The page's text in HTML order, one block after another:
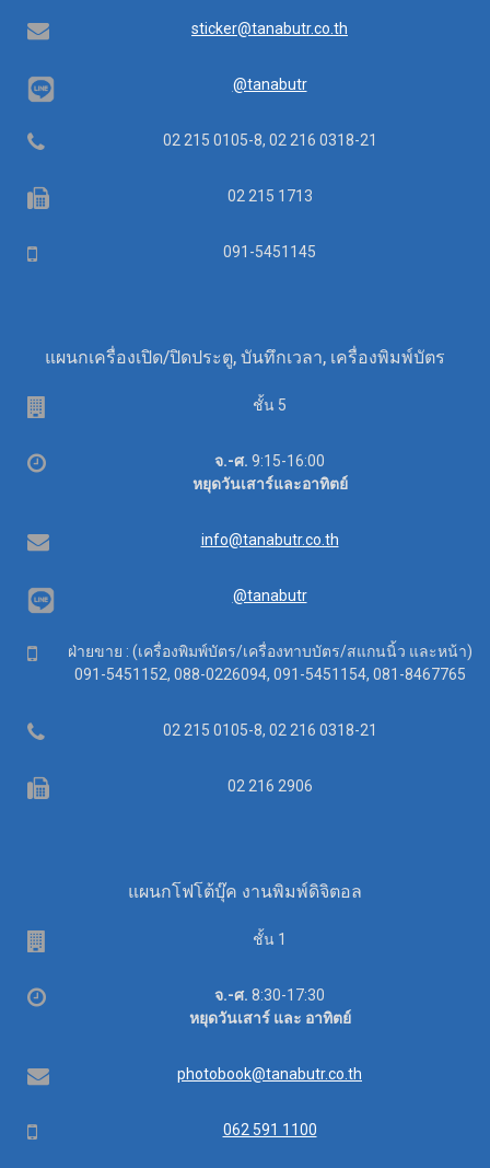
Email sticker@tanabutr.co.th
@tanabutr
Telephone 02 215 0105-8, 02 216 0318-21
Fax 02 215 1713
Mobile 091-5451145
แผนกเครื่องเปิด/ปิดประตู, บันทึกเวลา, เครื่องพิมพ์บัตร
ชั้น 5
Office
จ.-ศ. 9:15-16:00
หยุดวันเสาร์และอาทิตย์
Email info@tanabutr.co.th
@tanabutr
Mobileฝ่ายขาย : (เครื่องพิมพ์บัตร/เครื่องทาบบัตร/สแกนนิ้ว และหน้า)
091-5451152, 088-0226094, 091-5451154, 081-8467765
Telephone 02 215 0105-8, 02 216 0318-21
Fax 02 216 2906
แผนกโฟโต้บุ๊ค งานพิมพ์ดิจิตอล
ชั้น 1
เวลา
จ.-ศ. 8:30-17:30
หยุดวันเสาร์ และ อาทิตย์
อีเมล photobook@tanabutr.co.th
โทรศัพท์ 062 591 1100